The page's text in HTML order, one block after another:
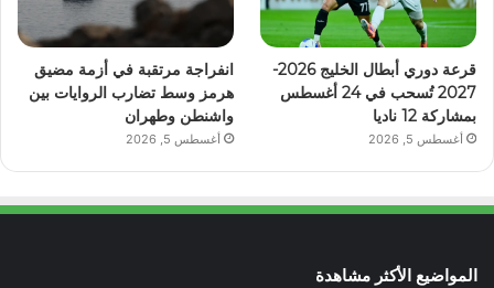
قرعة دوري أبطال الخليج 2026-
2027 تُسحب في 24 أغسطس
بمشاركة 12 ناديا
أغسطس 5, 2026
انفراجة مرتقبة في أزمة مضيق
هرمز وسط تضارب الروايات بين
واشنطن وطهران
أغسطس 5, 2026
المواضيع الأكثر مشاهدة